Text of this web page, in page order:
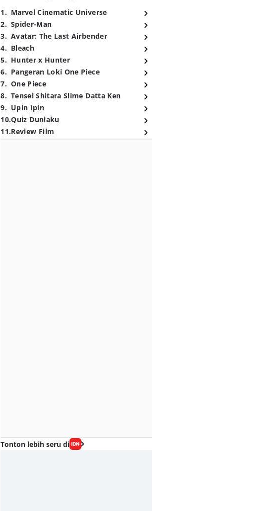
1. Marvel Cinematic Universe
2. Spider-Man
3. Avatar: The Last Airbender
4. Bleach
5. Hunter x Hunter
6. Pangeran Loki One Piece
7. One Piece
8. Tensei Shitara Slime Datta Ken
9. Upin Ipin
10.Quiz Duniaku
11.Review Film
Tonton lebih seru di